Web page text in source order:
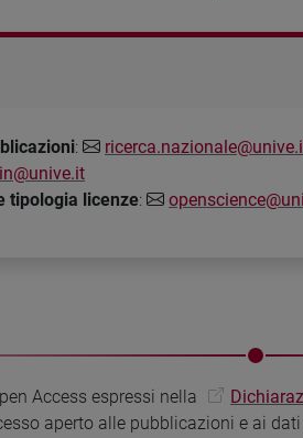
:
tipologia licenze:
Access espressi nella
aperto alle pubblicazioni e ai